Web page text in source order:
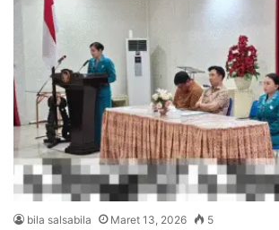
bila salsabila Maret 13, 2026 5